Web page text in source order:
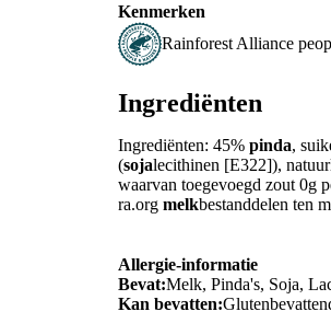
Kenmerken
Rainforest Alliance
Ingrediënten
Ingrediënten: 45% pinda,
(sojalecithinen [E322]),
waarvan toegevoegd zout 0g
ra.org melkbestanddelen ten
Allergie-informatie
Bevat:Melk, Pinda's, Soja,
Kan bevatten: